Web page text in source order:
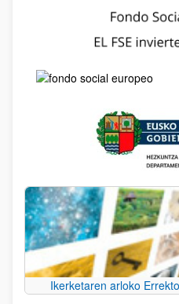
Ikerketaren arloko